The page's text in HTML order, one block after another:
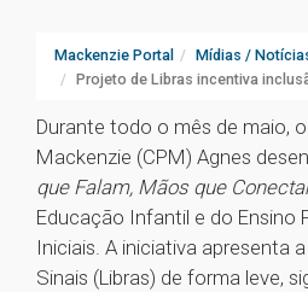
Mackenzie Portal Mídias /
Projeto de Libras incentiva
Durante todo o mês de maio,
Mackenzie (CPM) Agnes
que Falam, Mãos que
Educação Infantil e do Ensino
Iniciais. A iniciativa apresenta
Sinais (Libras) de forma leve,